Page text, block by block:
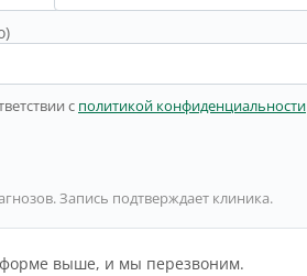
с политикой конфиденциальности
Запись подтверждает клиника.
форме выше, и мы перезвоним.